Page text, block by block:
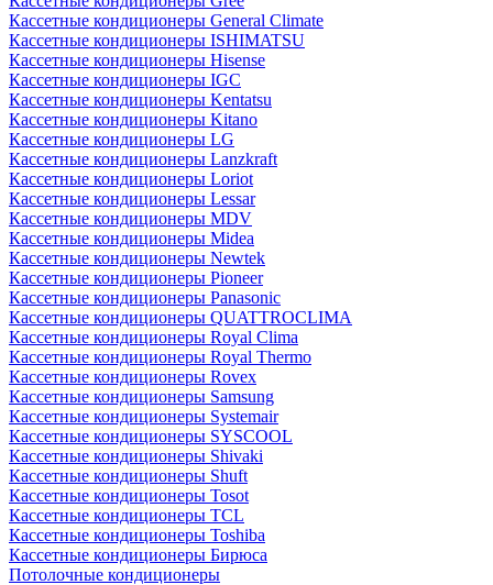
Кассетные кондиционеры General Climate
Кассетные кондиционеры ISHIMATSU
Кассетные кондиционеры Hisense
Кассетные кондиционеры IGC
Кассетные кондиционеры Kentatsu
Кассетные кондиционеры Kitano
Кассетные кондиционеры LG
Кассетные кондиционеры Lanzkraft
Кассетные кондиционеры Loriot
Кассетные кондиционеры Lessar
Кассетные кондиционеры MDV
Кассетные кондиционеры Midea
Кассетные кондиционеры Newtek
Кассетные кондиционеры Pioneer
Кассетные кондиционеры Panasonic
Кассетные кондиционеры QUATTROCLIMA
Кассетные кондиционеры Royal Clima
Кассетные кондиционеры Royal Thermo
Кассетные кондиционеры Rovex
Кассетные кондиционеры Samsung
Кассетные кондиционеры Systemair
Кассетные кондиционеры SYSCOOL
Кассетные кондиционеры Shivaki
Кассетные кондиционеры Shuft
Кассетные кондиционеры Tosot
Кассетные кондиционеры TCL
Кассетные кондиционеры Toshiba
Кассетные кондиционеры Бирюса
Потолочные кондиционеры